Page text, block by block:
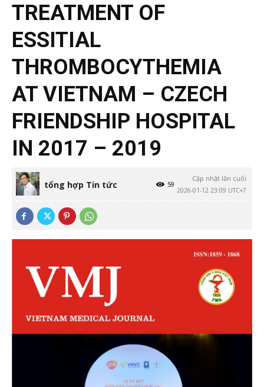
TREATMENT OF
ESSITIAL
THROMBOCYTHEMIA
AT VIETNAM – CZECH
FRIENDSHIP HOSPITAL
IN 2017 – 2019
tổng hợp Tin tức
Cập nhật lần cuối
2026-01-12 23:09 UTC+7
59